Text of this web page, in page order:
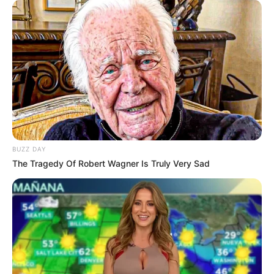
BUZZ DAY
The Tragedy Of Robert Wagner Is Truly Very Sad